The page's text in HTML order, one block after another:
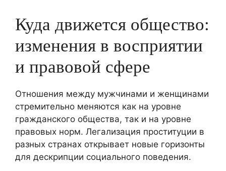
Куда движется общество:
изменения в восприятии
и правовой сфере
Отношения между мужчинами и женщинами
стремительно меняются как на уровне
гражданского общества, так и на уровне
правовых норм. Легализация проституции в
разных странах открывает новые горизонты
для дескрипции социального поведения.